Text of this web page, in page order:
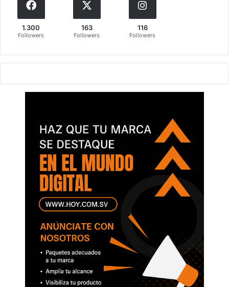
1.300
Followers
163
Followers
116
Followers